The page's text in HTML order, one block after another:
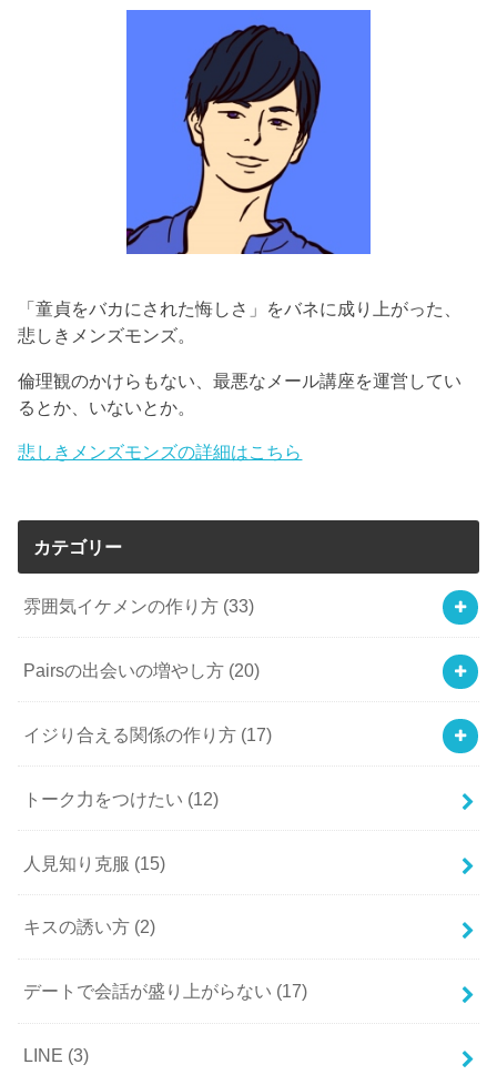
「童貞をバカにされた悔しさ」をバネに成り上がった、
悲しきメンズモンズ。
倫理観のかけらもない、最悪なメール講座を運営してい
るとか、いないとか。
悲しきメンズモンズの詳細はこちら
カテゴリー
雰囲気イケメンの作り方 (33)
Pairsの出会いの増やし方 (20)
イジり合える関係の作り方 (17)
トーク力をつけたい (12)
人見知り克服 (15)
キスの誘い方 (2)
デートで会話が盛り上がらない (17)
LINE (3)